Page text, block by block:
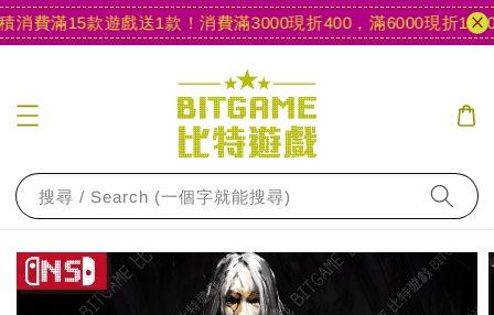
費滿15款遊戲送1款！ 消費滿3000現折400，滿6000現折1000
搜尋 / Search (一個字就能搜尋)